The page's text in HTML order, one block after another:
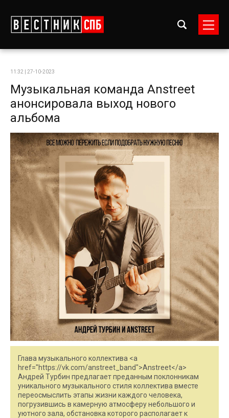
11:32 | 27-10-2023
Музыкальная команда Anstreet
анонсировала выход нового
альбома
Глава музыкального коллектива <a
href="https://vk.com/anstreet_band">Anstreet</a>
Андрей Турбин предлагает преданным поклонникам
уникального музыкального стиля коллектива вместе
переосмыслить этапы жизни каждого человека,
погрузившись в камерную атмосферу небольшого и
уютного зала, обстановка которого располагает к